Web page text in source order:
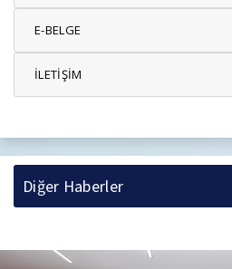
E-BELGE
İLETİŞİM
Diğer Haberler